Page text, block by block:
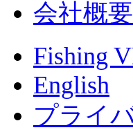
会社概要
Fishing
English
プライ